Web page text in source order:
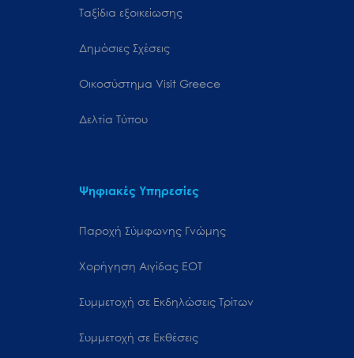
Ταξίδια εξοικείωσης
Δημόσιες Σχέσεις
Oικοσύστημα Visit Greece
Δελτία Τύπου
Ψηφιακές Υπηρεσίες
Παροχή Σύμφωνης Γνώμης
Χορήγηση Αιγίδας ΕΟΤ
Συμμετοχή σε Εκδηλώσεις Τρίτων
Συμμετοχή σε Εκθέσεις